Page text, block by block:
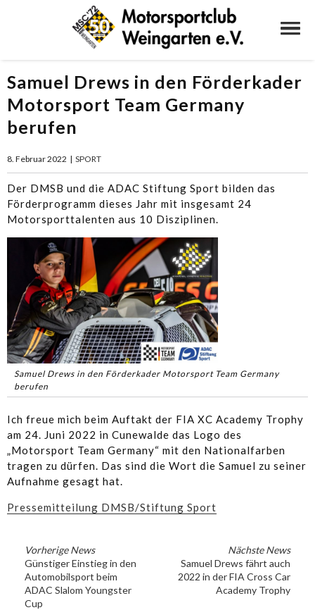
Samuel Drews in den Förderkader
Motorsport Team Germany
berufen
8. Februar 2022 | SPORT
Der DMSB und die ADAC Stiftung Sport bilden das
Förderprogramm dieses Jahr mit insgesamt 24
Motorsporttalenten aus 10 Disziplinen.
Samuel Drews in den Förderkader Motorsport Team Germany
berufen
Ich freue mich beim Auftakt der FIA XC Academy Trophy
am 24. Juni 2022 in Cunewalde das Logo des
„Motorsport Team Germany“ mit den Nationalfarben
tragen zu dürfen. Das sind die Wort die Samuel zu seiner
Aufnahme gesagt hat.
Pressemitteilung DMSB/Stiftung Sport
Vorherige News
Günstiger Einstieg in den
Automobilsport beim
ADAC Slalom Youngster
Cup
Nächste News
Samuel Drews fährt auch
2022 in der FIA Cross Car
Academy Trophy